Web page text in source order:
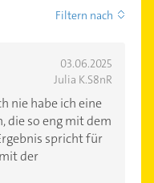
Filtern nach
03.06.2025
Julia K.S8nR
nie habe ich eine
die so eng mit dem
spricht für
der